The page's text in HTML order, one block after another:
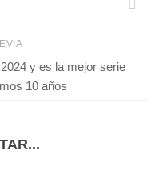
y es la mejor serie
10 años